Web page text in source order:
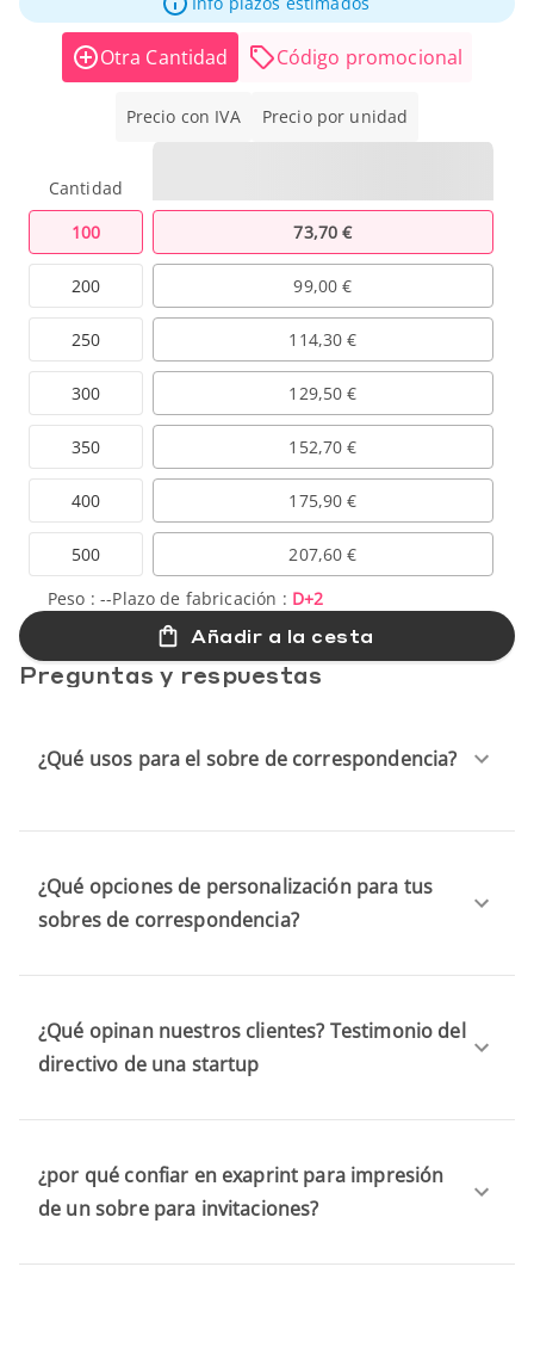
Otra Cantidad Código promocional
Precio con IVA Precio por unidad
Cantidad
100
200
250
300
350
400
500
73,70 €
99,00 €
114,30 €
129,50 €
152,70 €
175,90 €
207,60 €
Peso :--Plazo de fabricación : D+2
Añadir a la cesta
Preguntas y respuestas
¿Qué usos para el sobre de correspondencia?
¿Qué opciones de personalización para tus
sobres de correspondencia?
¿Qué opinan nuestros clientes? Testimonio del
directivo de una startup
¿por qué confiar en exaprint para impresión
de un sobre para invitaciones?